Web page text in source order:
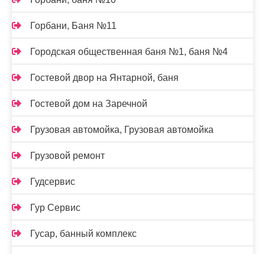
Горбани, Баня №11
Городская общественная баня №1, баня №4
Гостевой двор на Янтарной, баня
Гостевой дом на Заречной
Грузовая автомойка, Грузовая автомойка
Грузовой ремонт
Гудсервис
Гур Сервис
Гусар, банный комплекс